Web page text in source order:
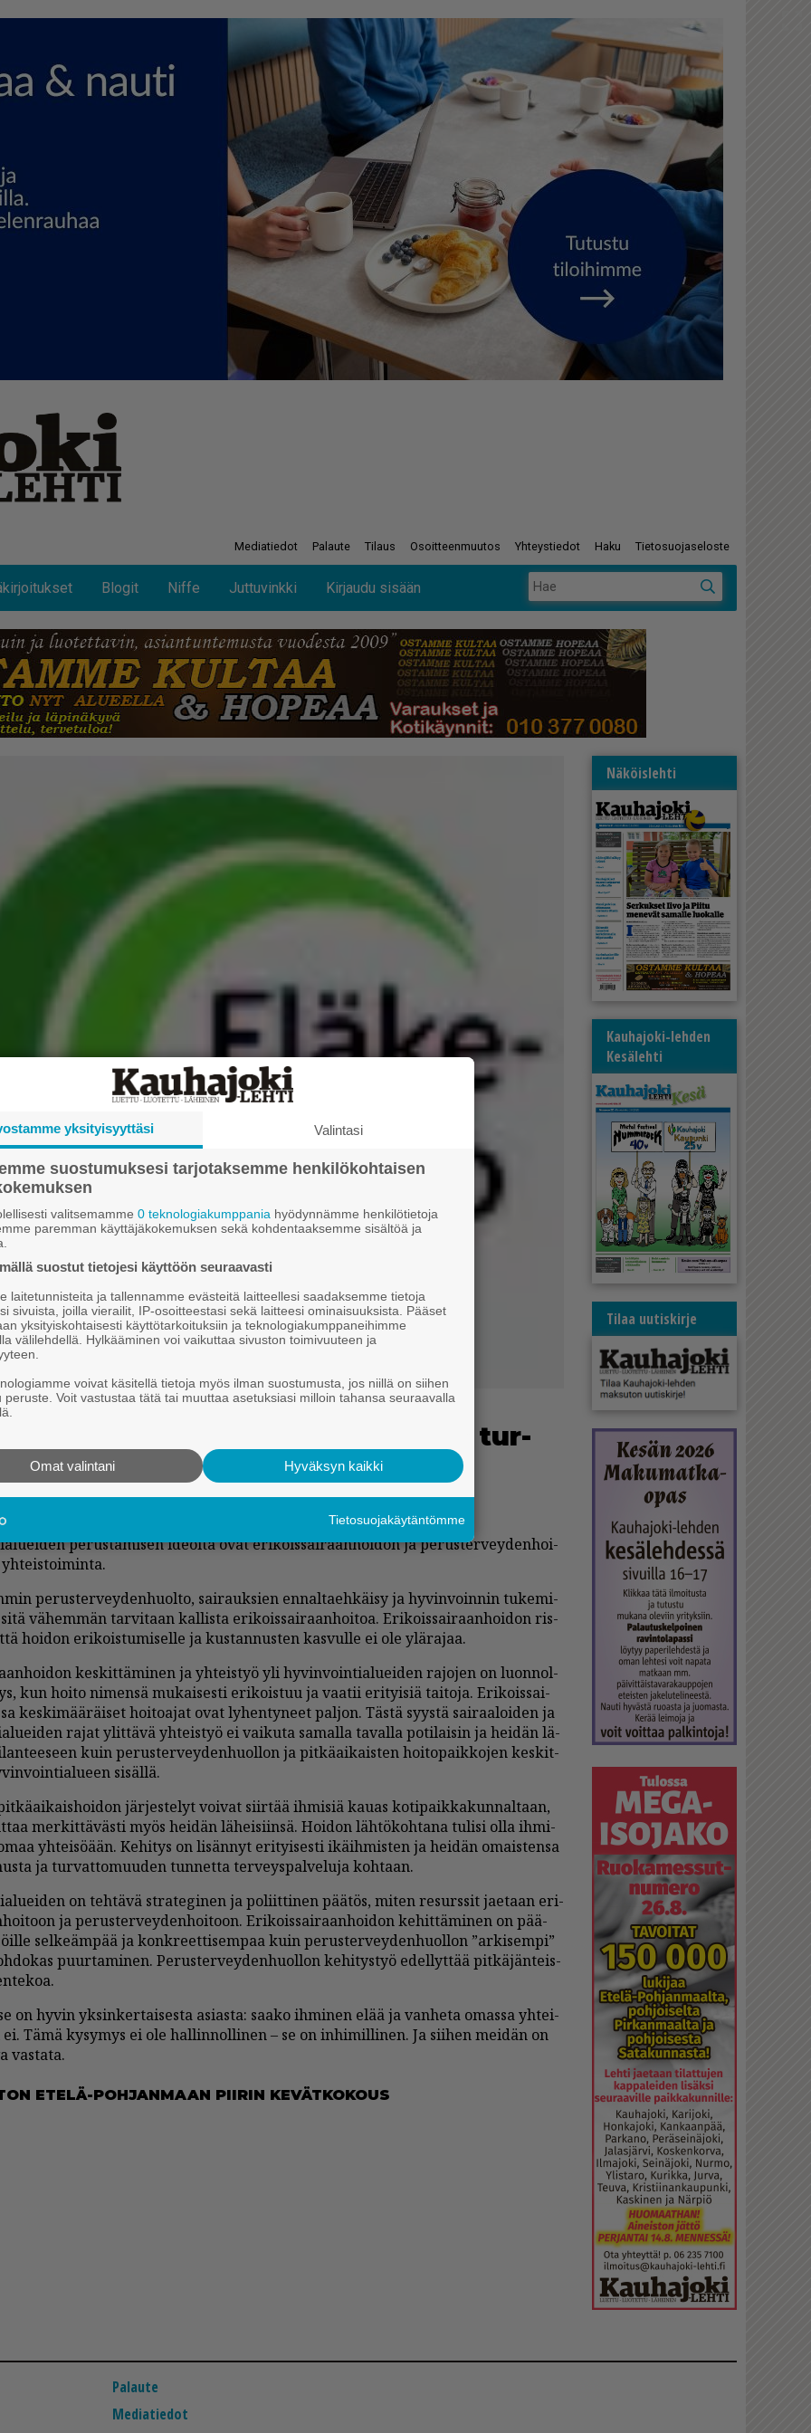
Mediatiedot Palaute Tilaus Osoitteenmuutos Yhteystiedot Haku Tietosuojaseloste
Blogit Niffe Juttuvinkki Kirjaudu sisään
20.45
Luo­vat­ko hy­vin­voin­ti­a­lu­eet tur­
tun­net­ta?
pe­rus­ta­mi­sen ide­oi­ta ovat eri­kois­sai­raan­hoi­don ja pe­rus­ter­vey­den­hoi­
pe­rus­ter­vey­den­huol­to, sai­rauk­sien en­nal­ta­eh­käi­sy ja hy­vin­voin­nin tu­ke­mi­
vä­hem­män tar­vi­taan kal­lis­ta eri­kois­sai­raan­hoi­toa. Eri­kois­sai­raan­hoi­don ris­
hoi­don eri­kois­tu­mi­sel­le ja kus­tan­nus­ten kas­vul­le ei ole ylä­ra­jaa.
kes­kit­tä­mi­nen ja yh­teis­työ yli hy­vin­voin­ti­a­lu­ei­den ra­jo­jen on luon­nol­
kun hoi­to ni­men­sä mu­kai­ses­ti eri­kois­tuu ja vaa­tii eri­tyi­siä tai­to­ja. Eri­kois­sai­
kes­ki­mää­räi­set hoi­to­a­jat ovat ly­hen­ty­neet pal­jon. Täs­tä syys­tä sai­raa­loi­den ja
ra­jat ylit­tä­vä yh­teis­työ ei vai­ku­ta sa­mal­la ta­val­la po­ti­lai­sin ja hei­dän lä­
kuin pe­rus­ter­vey­den­huol­lon ja pit­kä­ai­kais­ten hoi­to­paik­ko­jen kes­kit­
si­säl­lä.
jär­jes­te­lyt voi­vat siir­tää ih­mi­siä kau­as ko­ti­paik­ka­kun­nal­taan,
mer­kit­tä­väs­ti myös hei­dän lä­hei­siin­sä. Hoi­don läh­tö­koh­ta­na tu­li­si ol­la ih­mi­
yh­tei­sö­ään. Ke­hi­tys on li­sän­nyt eri­tyi­ses­ti ikäih­mis­ten ja hei­dän omais­ten­sa
ja tur­vat­to­muu­den tun­net­ta ter­veys­pal­ve­lu­ja koh­taan.
on teh­tä­vä stra­te­gi­nen ja po­liit­ti­nen pää­tös, mi­ten re­surs­sit ja­e­taan eri­
ja pe­rus­ter­vey­den­hoi­toon. Eri­kois­sai­raan­hoi­don ke­hit­tä­mi­nen on pää­
sel­ke­äm­pää ja konk­reet­ti­sem­paa kuin pe­rus­ter­vey­den­huol­lon ”ar­ki­sem­pi”
puur­ta­mi­nen. Pe­rus­ter­vey­den­huol­lon ke­hi­tys­työ edel­lyt­tää pit­kä­jän­teis­
on hy­vin yk­sin­ker­tai­ses­ta asi­as­ta: saa­ko ih­mi­nen elää ja van­he­ta omas­sa yh­tei­
ei. Tämä ky­sy­mys ei ole hal­lin­nol­li­nen – se on in­hi­mil­li­nen. Ja sii­hen mei­dän on
vas­ta­ta.
ETE­LÄ-POH­JAN­MAAN PII­RIN KE­VÄT­KO­KOUS
Näköislehti
Kauhajoki-lehden
Kesälehti
Tilaa uutiskirje
Palaute
Mediatiedot
yksityisyyttäsi Valintasi
suostumuksesi tarjotaksemme henkilökohtaisen
valitsemamme 0 teknologiakumppania hyödynnämme henkilötietoja
paremman käyttäjäkokemuksen sekä kohdentaaksemme sisältöä ja
suostut tietojesi käyttöön seuraavasti
laitetunnisteita ja tallennamme evästeitä laitteellesi saadaksemme tietoja
sivuista, joilla vierailit, IP-osoitteestasi sekä laitteesi ominaisuuksista. Pääset
yksityiskohtaisesti käyttötarkoituksiin ja teknologiakumppaneihimme
välilehdellä. Hylkääminen voi vaikuttaa sivuston toimivuuteen ja
voivat käsitellä tietoja myös ilman suostumusta, jos niillä on siihen
peruste. Voit vastustaa tätä tai muuttaa asetuksiasi milloin tahansa seuraavalla
Hyväksyn kaikki
Omat valintani
Tietosuojakäytäntömme